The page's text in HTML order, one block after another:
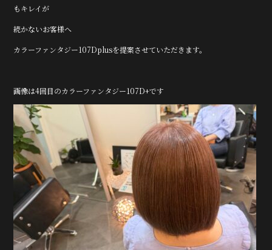
もキレイが
続かないお客様へ
カラーファンタジー107Dplusを提案させていただきます。
画像は4回目のカラーファンタジー107D+です